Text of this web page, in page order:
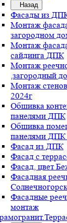
Назад
Фасады из
Монтаж
загородном
Монтаж
сайдинга ДПК
Монтаж
,загородный
Монтаж
2024г
Обшивка
панелями ДПК
Обшивка
панелями ДПК
Фасад из ДПК
Фасад с
Фасад, цвет
Фасадная
Солнечногорск
Фасадные
монтаж